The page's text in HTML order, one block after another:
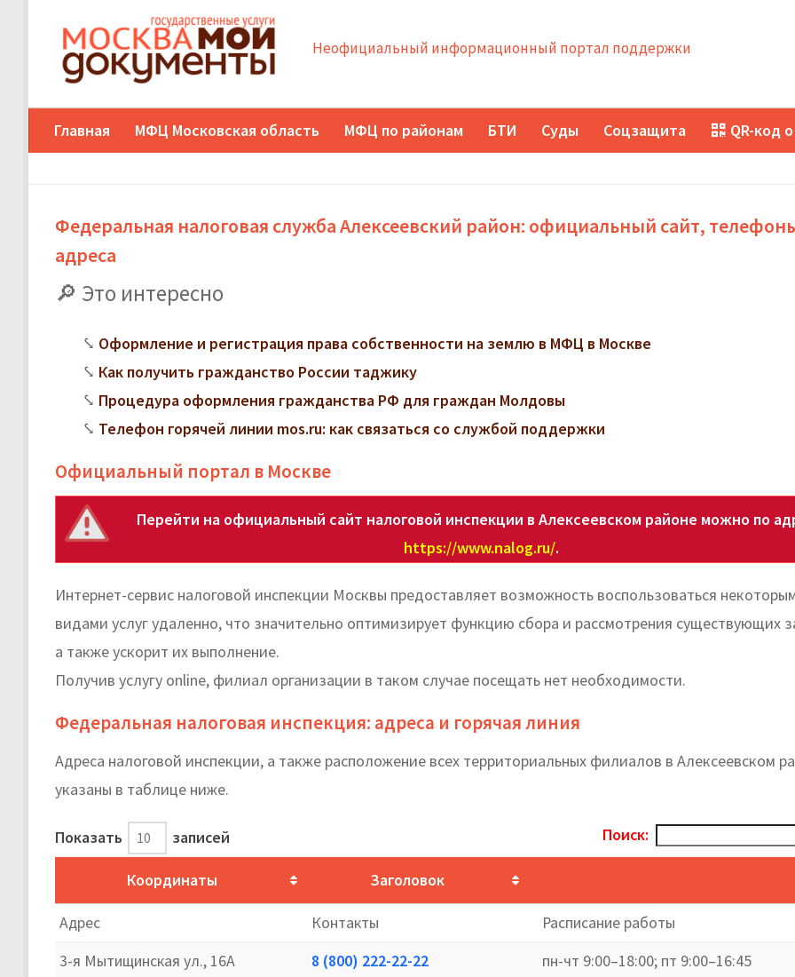
Неофициальный информационный портал поддержки
Главная МФЦ Московская область МФЦ по районам БТИ Суды Соцзащита QR-код
Федеральная налоговая служба Алексеевский район: официальный сайт,
адреса
Это интересно
Оформление и регистрация права собственности на землю в МФЦ в Москве
Как получить гражданство России таджику
Процедура оформления гражданства РФ для граждан Молдовы
Телефон горячей линии mos.ru: как связаться со службой поддержки
Официальный портал в Москве
Перейти на официальный сайт налоговой инспекции в Алексеевском районе можно по
https://www.nalog.ru/.
Интернет-сервис налоговой инспекции Москвы предоставляет возможность воспользоваться
видами услуг удаленно, что значительно оптимизирует функцию сбора и рассмотрения существующих
а также ускорит их выполнение.
Получив услугу online, филиал организации в таком случае посещать нет необходимости.
Федеральная налоговая инспекция: адреса и горячая линия
Адреса налоговой инспекции, а также расположение всех территориальных филиалов в Алексеевском
указаны в таблице ниже.
Показать записей Поиск:
Координаты Заголовок
Адрес Контакты
Расписание работы
3-я Мытищинская ул., 16А
8 (800) 222-22-22
пн-чт 9:00–18:00; пт 9:00–16:45